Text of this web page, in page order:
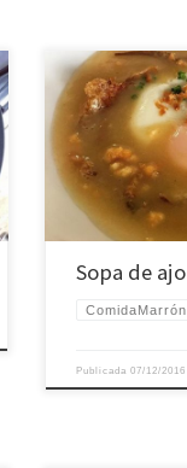
Sopa de ajo
ComidaMarrón
Publicada07/12/2016